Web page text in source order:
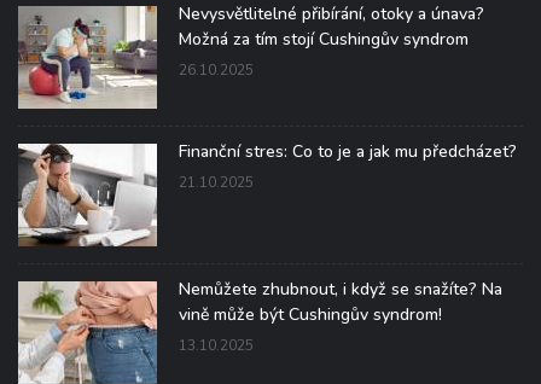
Nevysvětlitelné přibírání, otoky a únava?
Možná za tím stojí Cushingův syndrom
26.10.2025
Finanční stres: Co to je a jak mu předcházet?
21.10.2025
Nemůžete zhubnout, i když se snažíte? Na
vině může být Cushingův syndrom!
13.10.2025